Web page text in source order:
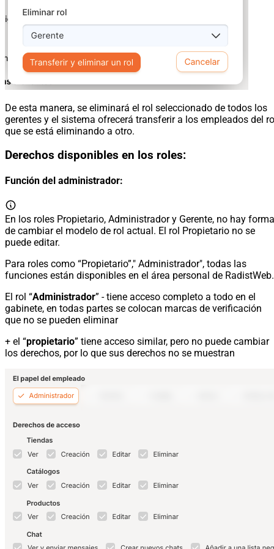
De esta manera, se eliminará el rol seleccionado de todos los
gerentes y el sistema ofrecerá transferir a los empleados del
que se está eliminando a otro.
Derechos disponibles en los roles:
Función del administrador:
En los roles Propietario, Administrador y Gerente, no hay forma
de cambiar el modelo de rol actual. El rol Propietario no se
puede editar.
Para roles como “Propietario”," Administrador", todas las
funciones están disponibles en el área personal de RadistWeb.
El rol “Administrador” - tiene acceso completo a todo en el
gabinete, en todas partes se colocan marcas de verificación
que no se pueden eliminar
+ el “propietario” tiene acceso similar, pero no puede cambiar
los derechos, por lo que sus derechos no se muestran